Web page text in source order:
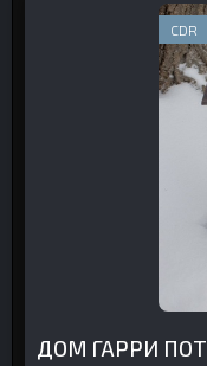
CDR
ДОМ ГАРРИ